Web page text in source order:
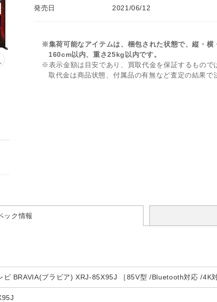
発売日 2021/06/12
※集荷可能なアイテムは、梱包された状態で、縦・横
160cm以内、重さ25kg以内です。
※表示金額は目安であり、買取代金を保証するもので
取代金は商品状態、付属品の有無など査定の結果で
ック情報
ビ BRAVIA(ブラビア) XRJ-85X95J ［85V型 /Bluetooth対応 /4K